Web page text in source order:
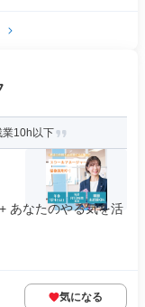
業10h以下
あなたのやる気を活
気になる